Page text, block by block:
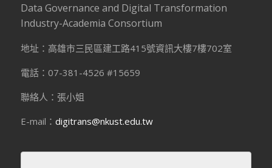
Data Governance and Digital Transformation
Industry-Academia Consortium
地址：高雄市三民區建工路415號資訊大樓7樓702室
電話：07-381-4526 #15659
聯絡人：張小姐
E-mail：digitrans@nkust.edu.tw